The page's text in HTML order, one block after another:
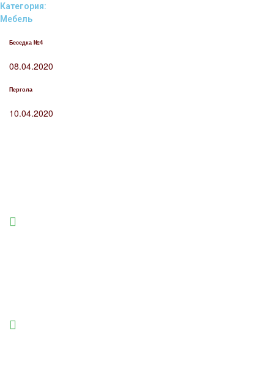
Категория:
Мебель
Беседка №4
08.04.2020
Пергола
10.04.2020